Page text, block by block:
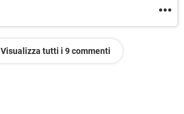
Visualizza tutti i 9 commenti